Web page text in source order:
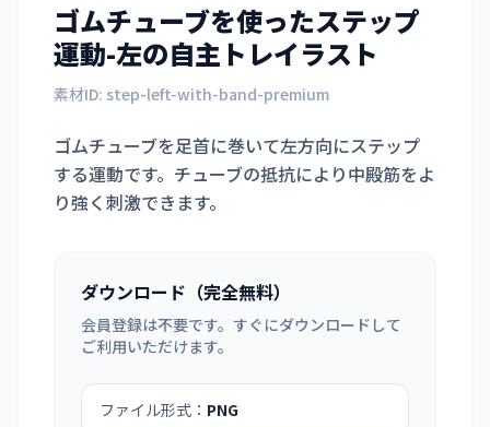
ゴムチューブを使ったステップ
運動-左の自主トレイラスト
素材ID: step-left-with-band-premium
ゴムチューブを足首に巻いて左方向にステップ
する運動です。チューブの抵抗により中殿筋をよ
り強く刺激できます。
ダウンロード（完全無料）
会員登録は不要です。すぐにダウンロードして
ご利用いただけます。
ファイル形式： PNG